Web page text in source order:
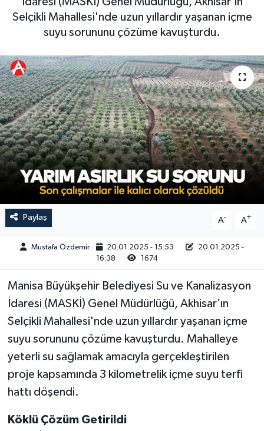
Selçikli Mahallesi'nde uzun yıllardır yaşanan içme
suyu sorununu çözüme kavuşturdu.
Paylaş A- A+
Mustafa Özdemir 20.01.2025 - 15:53
20.01.2025 -
16:38
1674
Manisa Büyükşehir Belediyesi Su ve Kanalizasyon
İdaresi (MASKİ) Genel Müdürlüğü, Akhisar’ın
Selçikli Mahallesi'nde uzun yıllardır yaşanan içme
suyu sorununu çözüme kavuşturdu. Mahalleye
yeterli su sağlamak amacıyla gerçekleştirilen
proje kapsamında 3 kilometrelik içme suyu terfi
hattı döşendi.
Köklü Çözüm Getirildi
Magazin
Kadın
Yerel Haber
Akhisar Emlak
Ülke
Etiketler
Duyurular
Sektörel
Röportaj
Dünya
Yaşam
Akhisar Emlak
Ülke
Etiketler